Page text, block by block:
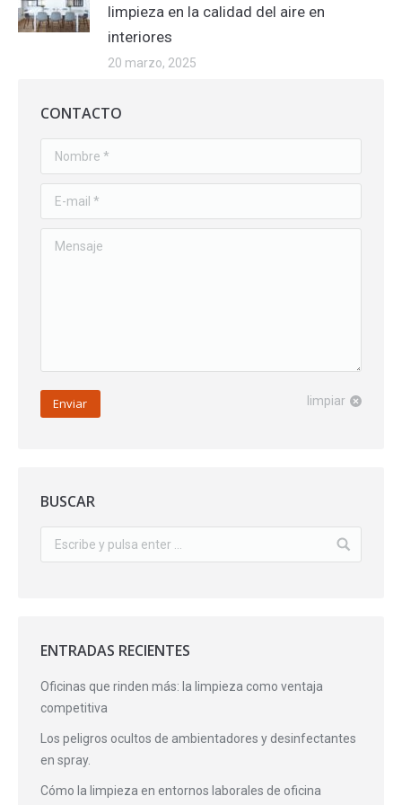
limpieza en la calidad del aire en
interiores
20 marzo, 2025
CONTACTO
Nombre *
E-mail *
Mensaje
Enviar limpiar
BUSCAR
ENTRADAS RECIENTES
Oficinas que rinden más: la limpieza como ventaja
competitiva
Los peligros ocultos de ambientadores y desinfectantes
en spray.
Cómo la limpieza en entornos laborales de oficina